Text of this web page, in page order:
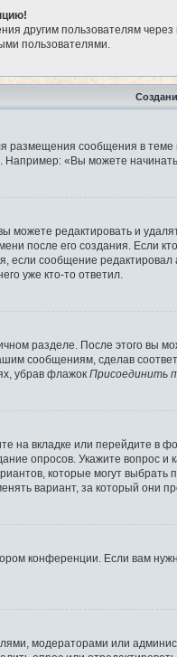
другим пользователям
пользователями.
сообщения в
«Вы можете
редактировать и
после его создания. Если
если сообщение
уже кто-то ответил.
разделе. После этого вы
сообщениям, сделав
убрав флажок Присоединить
на вкладке или перейдите в
опросов. Укажите вопрос
которые могут
вариант, за который они
конференции. Если вам
модераторами или